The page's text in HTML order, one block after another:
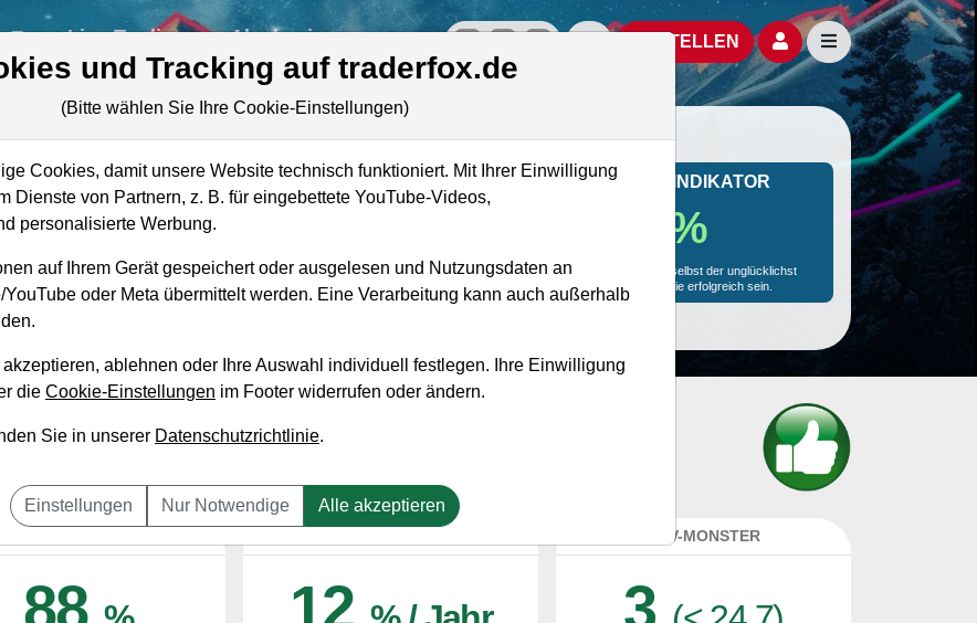
Live-Trading Akademie offizielle Social Media-AccountsAktien- und Artikelsuche öffnen
BESTELLEN Seitennavigation
Marktkapitalisierung 11,43 Mrd. USD
Unternehmenswert
Umsatz 3,69 Mrd. USD
MONKEY-TRADER INDIKATOR
69.0 %
Mit 69.0 % Wahrscheinlichkeit wird selbst der unglücklichst
agierende Trader mit dieser Aktie erfolgreich sein.
und Liegenlassen geeignet?
88 12
KUV-MONSTER
3
und Tracking auf traderfox.de
(Bitte wählen Sie Ihre Cookie-Einstellungen)
Cookies, damit unsere Website technisch funktioniert. Mit Ihrer Einwilligung
Dienste von Partnern, z. B. für eingebettete YouTube-Videos,
personalisierte Werbung.
auf Ihrem Gerät gespeichert oder ausgelesen und Nutzungsdaten an
oder Meta übermittelt werden. Eine Verarbeitung kann auch außerhalb
ablehnen oder Ihre Auswahl individuell festlegen. Ihre Einwilligung
die Cookie-Einstellungen im Footer widerrufen oder ändern.
Sie in unserer Datenschutzrichtlinie.
Einstellungen Nur Notwendige Alle akzeptieren